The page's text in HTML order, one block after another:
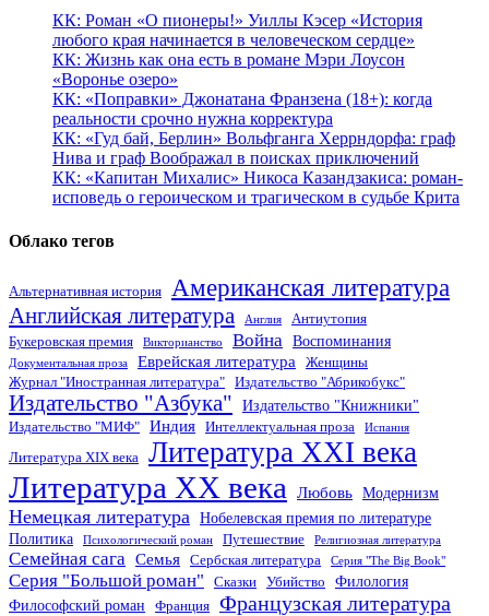
КК: Роман «О пионеры!» Уиллы Кэсер «История
любого края начинается в человеческом сердце»
КК: Жизнь как она есть в романе Мэри Лоусон
«Воронье озеро»
КК: «Поправки» Джонатана Франзена (18+): когда
реальности срочно нужна корректура
КК: «Гуд бай, Берлин» Вольфганга Херрндорфа: граф
Нива и граф Воображал в поисках приключений
КК: «Капитан Михалис» Никоса Казандзакиса: роман-
исповедь о героическом и трагическом в судьбе Крита
Облако тегов
Альтернативная история Американская литература
Английская литература Англия
Антиутопия
Букеровская премия
Викторианство Война Воспоминания
Документальная проза Еврейская литература
Женщины
Журнал "Иностранная литература"
Издательство "Абрикобукс"
Издательство "Азбука" Издательство "Книжники"
Издательство "МИФ" Индия Интеллектуальная проза Испания
Литература XIX века Литература XXI века
Литература XX века Любовь Модернизм
Немецкая литература
Нобелевская премия по литературе
Политика
Психологический роман Путешествие Религиозная литература
Семейная сага Семья Сербская литература Серия "The Big Book"
Серия "Большой роман" Сказки Убийство
Филология
Философский роман
Франция Французская литература